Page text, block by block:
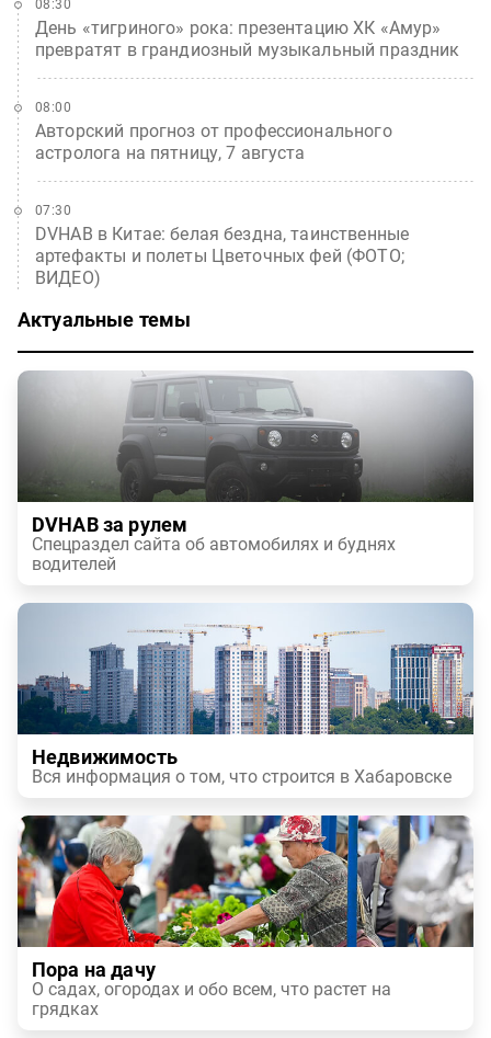
День «тигриного» рока: презентацию ХК «Амур»
превратят в грандиозный музыкальный праздник
08:30
Авторский прогноз от профессионального
астролога на пятницу, 7 августа
08:00
DVHAB в Китае: белая бездна, таинственные
артефакты и полеты Цветочных фей (ФОТО;
ВИДЕО)
07:30
Актуальные темы
DVHAB за рулем
Спецраздел сайта об автомобилях и буднях
водителей
Недвижимость
Вся информация о том, что строится в Хабаровске
Пора на дачу
О садах, огородах и обо всем, что растет на
грядках